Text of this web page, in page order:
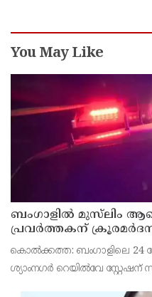
You May Like
ബംഗാളിൽ മുസ്‍ലിം
പ്രവർത്തകന്
കൊൽക്കത്ത: ബംഗാളിലെ 24
ശ്യാംനഗർ റെയിൽവേ